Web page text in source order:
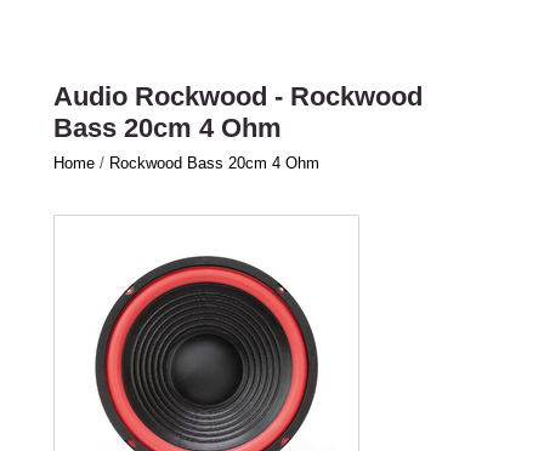
Audio Rockwood - Rockwood
Bass 20cm 4 Ohm
Home / Rockwood Bass 20cm 4 Ohm